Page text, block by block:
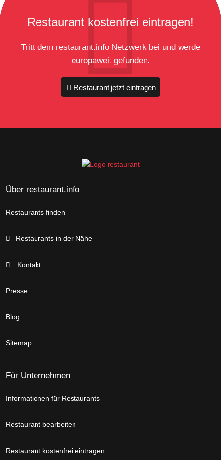
Restaurant kostenfrei eintragen!
Tritt dem restaurant.info Netzwerk bei und werde
europaweit gefunden.
Restaurant jetzt eintragen
Über restaurant.info
Restaurants finden
Restaurants in der Nähe
Kontakt
Presse
Blog
Sitemap
Für Unternehmen
Informationen für Restaurants
Restaurant bearbeiten
Restaurant kostenfrei eintragen